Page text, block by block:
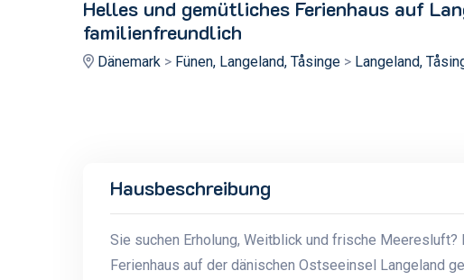
Helles und gemütliches Ferienhaus auf
familienfreundlich
Dänemark> Fünen, Langeland, Tåsinge> Langeland,
Hausbeschreibung
Sie suchen Erholung, Weitblick und frische
Ferienhaus auf der dänischen Ostseeinsel Langeland